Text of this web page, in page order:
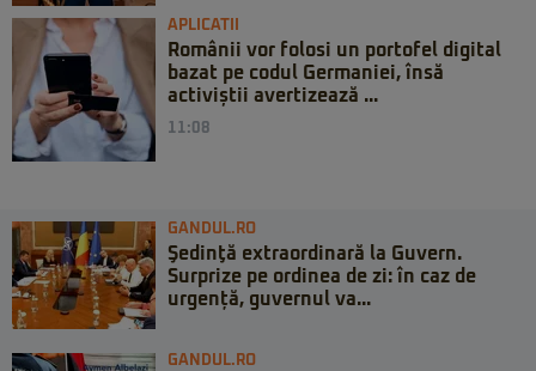
APLICATII
Românii vor folosi un portofel digital
bazat pe codul Germaniei, însă
activiștii avertizează ...
11:08
GANDUL.RO
Şedinţă extraordinară la Guvern.
Surprize pe ordinea de zi: în caz de
urgență, guvernul va...
GANDUL.RO